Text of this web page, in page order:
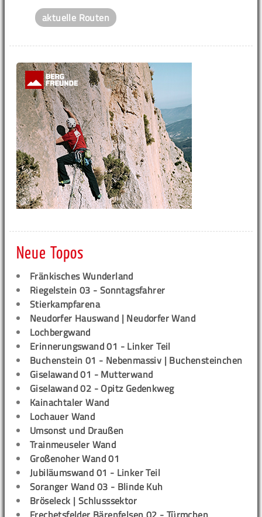
aktuelle Routen
Neue Topos
Fränkisches Wunderland
Riegelstein 03 - Sonntagsfahrer
Stierkampfarena
Neudorfer Hauswand | Neudorfer Wand
Lochbergwand
Erinnerungswand 01 - Linker Teil
Buchenstein 01 - Nebenmassiv | Buchensteinchen
Giselawand 01 - Mutterwand
Giselawand 02 - Opitz Gedenkweg
Kainachtaler Wand
Lochauer Wand
Umsonst und Draußen
Trainmeuseler Wand
Großenoher Wand 01
Jubiläumswand 01 - Linker Teil
Soranger Wand 03 - Blinde Kuh
Bröseleck | Schlusssektor